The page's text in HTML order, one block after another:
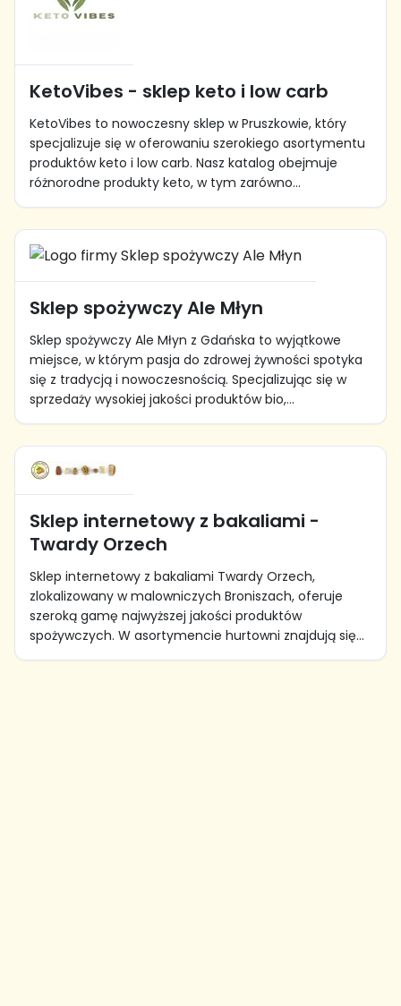
KetoVibes - sklep keto i low carb
KetoVibes to nowoczesny sklep w Pruszkowie, który
specjalizuje się w oferowaniu szerokiego asortymentu
produktów keto i low carb. Nasz katalog obejmuje
różnorodne produkty keto, w tym zarówno...
Sklep spożywczy Ale Młyn
Sklep spożywczy Ale Młyn z Gdańska to wyjątkowe
miejsce, w którym pasja do zdrowej żywności spotyka
się z tradycją i nowoczesnością. Specjalizując się w
sprzedaży wysokiej jakości produktów bio,...
Sklep internetowy z bakaliami -
Twardy Orzech
Sklep internetowy z bakaliami Twardy Orzech,
zlokalizowany w malowniczych Broniszach, oferuje
szeroką gamę najwyższej jakości produktów
spożywczych. W asortymencie hurtowni znajdują się...